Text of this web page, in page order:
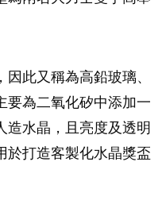
此又稱為高鉛玻璃、
要為二氧化矽中添加一
造水晶，且亮度及透明
於打造客製化水晶獎盃